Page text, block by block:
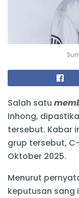
Salah satu
Inhong,
tersebut. Kabar
grup tersebut,
Oktober 2025.
Menurut
keputusan sang